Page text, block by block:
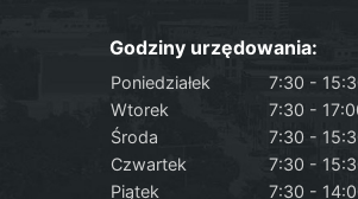
Godziny urzędowania:
Poniedziałek
7:30 -
Wtorek
7:30 -
Środa
7:30 -
Czwartek
7:30 -
Piątek
7:30 -